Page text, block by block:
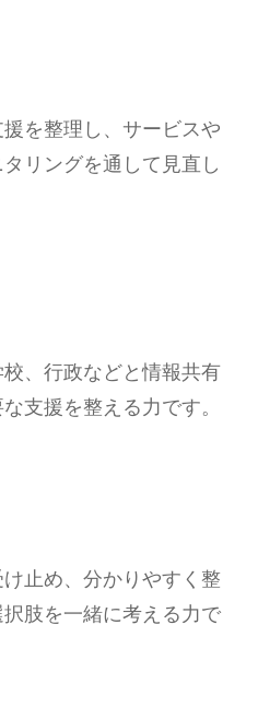
を整理し、サービスや
リングを通して見直し
、行政などと情報共有
支援を整える力です。
止め、分かりやすく整
肢を一緒に考える力で